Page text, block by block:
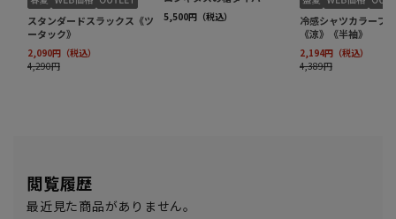
閲覧履歴
最近見た商品がありません。